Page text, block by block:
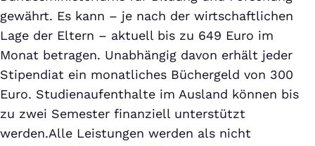
gewährt. Es kann – je nach der wirtschaftlichen
Lage der Eltern – aktuell bis zu 649 Euro im
Monat betragen. Unabhängig davon erhält jeder
Stipendiat ein monatliches Büchergeld von 300
Euro. Studienaufenthalte im Ausland können bis
zu zwei Semester finanziell unterstützt
werden.Alle Leistungen werden als nicht